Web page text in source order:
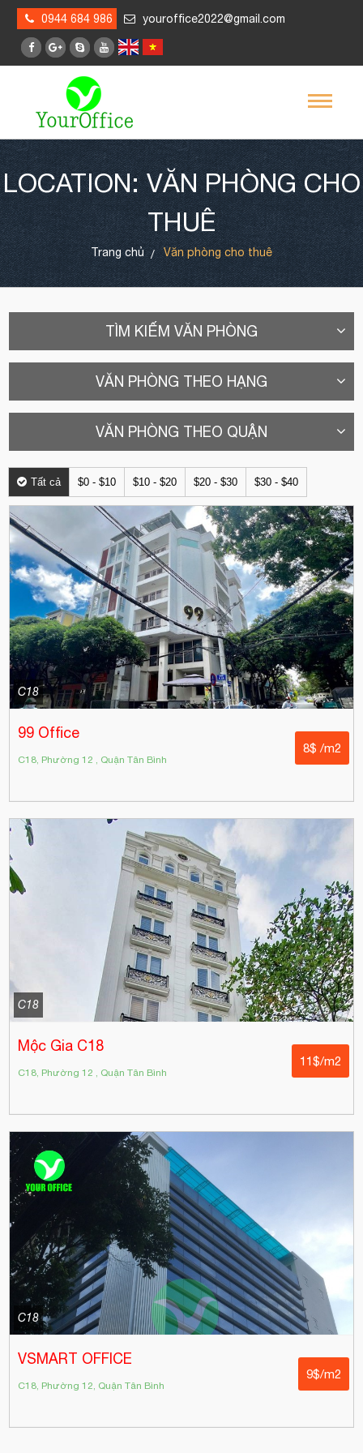
0944 684 986 youroffice2022@gmail.com
LOCATION: VĂN PHÒNG CHO
THUÊ
Trang chủ Văn phòng cho thuê
TÌM KIẾM VĂN PHÒNG
VĂN PHÒNG THEO HẠNG
VĂN PHÒNG THEO QUẬN
Tất cả $0 - $10 $10 - $20 $20 - $30 $30 - $40
C18
99 Office
C18, Phường 12 , Quận Tân Bình
8$ /m2
C18
Mộc Gia C18
C18, Phường 12 , Quận Tân Bình
11$/m2
C18
VSMART OFFICE
C18, Phường 12, Quận Tân Bình
9$/m2